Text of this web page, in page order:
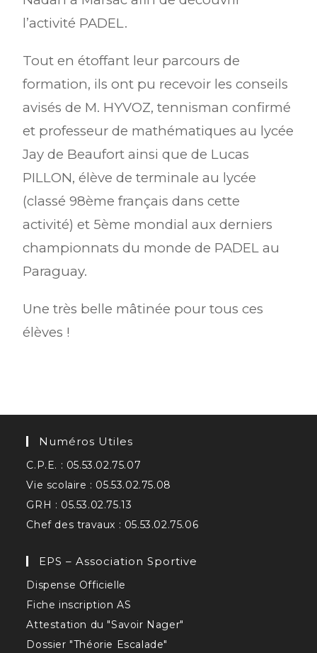
l’activité PADEL.
Tout en étoffant leur parcours de
formation, ils ont pu recevoir les conseils
avisés de M. HYVOZ, tennisman confirmé
et professeur de mathématiques au lycée
Jay de Beaufort ainsi que de Lucas
PILLON, élève de terminale au lycée
(classé 98ème français dans cette
activité) et 5ème mondial aux derniers
championnats du monde de PADEL au
Paraguay.
Une très belle mâtinée pour tous ces
élèves !
Numéros Utiles
C.P.E. : 05.53.02.75.07
Vie scolaire : 05.53.02.75.08
GRH : 05.53.02.75.13
Chef des travaux : 05.53.02.75.06
EPS – Association Sportive
Dispense Officielle
Fiche inscription AS
Attestation du "Savoir Nager"
Dossier "Théorie Escalade"